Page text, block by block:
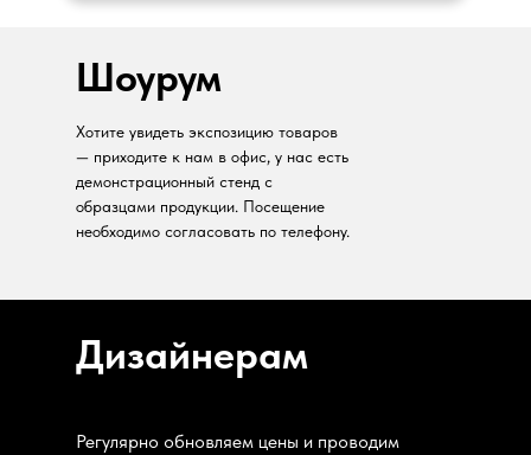
Шоурум
Хотите увидеть экспозицию товаров
— приходите к нам в офис, у нас есть
демонстрационный стенд с
образцами продукции. Посещение
необходимо согласовать по телефону.
Дизайнерам
Регулярно обновляем цены и проводим